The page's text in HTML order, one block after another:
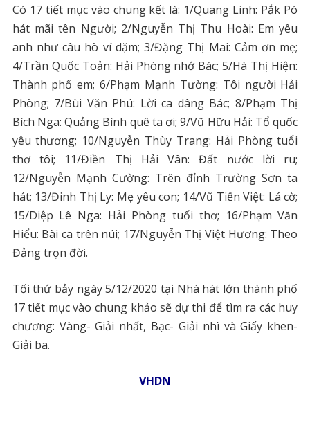
Có 17 tiết mục vào chung kết là: 1/Quang Linh: Pắk Pó
hát mãi tên Người; 2/Nguyễn Thị Thu Hoài: Em yêu
anh như câu hò ví dặm; 3/Đặng Thị Mai: Cảm ơn mẹ;
4/Trần Quốc Toản: Hải Phòng nhớ Bác; 5/Hà Thị Hiện:
Thành phố em; 6/Phạm Mạnh Tường: Tôi người Hải
Phòng; 7/Bùi Văn Phú: Lời ca dâng Bác; 8/Phạm Thị
Bích Nga: Quảng Bình quê ta ơi; 9/Vũ Hữu Hải: Tổ quốc
yêu thương; 10/Nguyễn Thùy Trang: Hải Phòng tuổi
thơ tôi; 11/Điền Thị Hải Vân: Đất nước lời ru;
12/Nguyễn Mạnh Cường: Trên đỉnh Trường Sơn ta
hát; 13/Đinh Thị Ly: Mẹ yêu con; 14/Vũ Tiến Việt: Lá cờ;
15/Diệp Lê Nga: Hải Phòng tuổi thơ; 16/Phạm Văn
Hiểu: Bài ca trên núi; 17/Nguyễn Thị Việt Hương: Theo
Đảng trọn đời.
Tối thứ bảy ngày 5/12/2020 tại Nhà hát lớn thành phố
17 tiết mục vào chung khảo sẽ dự thi để tìm ra các huy
chương: Vàng- Giải nhất, Bạc- Giải nhì và Giấy khen-
Giải ba.
VHDN